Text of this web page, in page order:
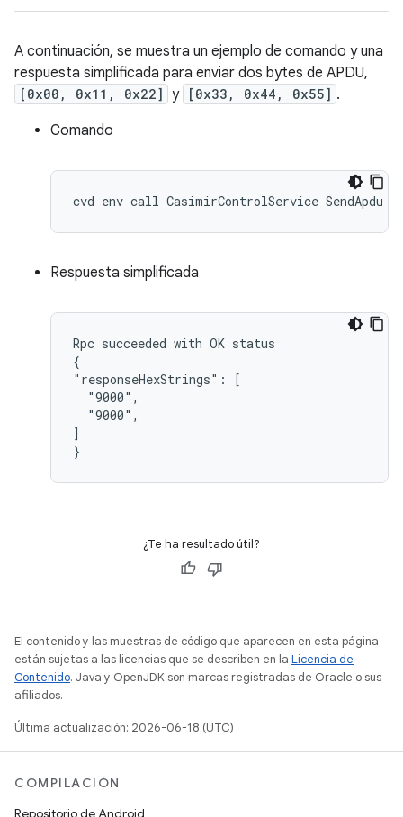
A continuación, se muestra un ejemplo de comando y una
respuesta simplificada para enviar dos bytes de APDU,
[0x00, 0x11, 0x22] y [0x33, 0x44, 0x55] .
Comando
Respuesta simplificada
Rpc succeeded with OK status
{
"responseHexStrings": [
  "9000",
  "9000",
]
¿Te ha resultado útil?
El contenido y las muestras de código que aparecen en esta página
están sujetas a las licencias que se describen en la Licencia de
Contenido. Java y OpenJDK son marcas registradas de Oracle o sus
afiliados.
Última actualización: 2026-06-18 (UTC)
COMPILACIÓN
Repositorio de Android